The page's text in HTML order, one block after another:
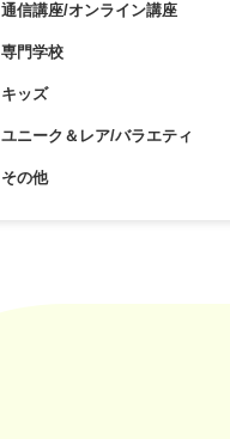
通信講座/オンライン講座
専門学校
キッズ
ユニーク＆レア/バラエティ
その他